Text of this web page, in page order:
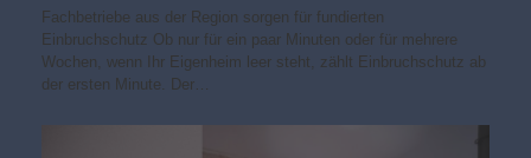
Fachbetriebe aus der Region sorgen für fundierten
Einbruchschutz Ob nur für ein paar Minuten oder für mehrere
Wochen, wenn Ihr Eigenheim leer steht, zählt Einbruchschutz ab
der ersten Minute. Der…